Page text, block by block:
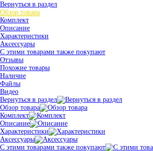
Вернуться в раздел
Обзор товара
Комплект
Описание
Характеристики
Аксессуары
С этими товарами также покупают
Отзывы
Похожие товары
Наличие
Файлы
Видео
Вернуться в раздел
Обзор товара
Комплект
Описание
Характеристики
Аксессуары
С этими товарами также покупают